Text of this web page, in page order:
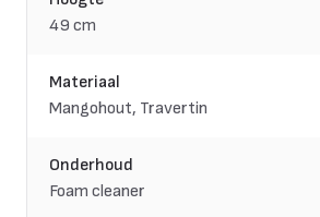
49 cm
Materiaal
Mangohout, Travertin
Onderhoud
Foam cleaner